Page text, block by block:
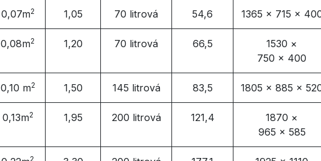
0,07m2 1,05 70 litrová 54,6 1365 × 715 ×
0,08m2 1,20 70 litrová 66,5
1530 ×
750 × 400
0,10 m2 1,50 145 litrová 83,5 1805 × 885 ×
0,13m2 1,95 200 litrová 121,4
1870 ×
965 × 585
2